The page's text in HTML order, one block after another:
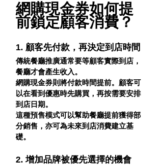
網購現金券如何提
前鎖定顧客消費？
1. 顧客先付款，再決定到店時間
傳統餐廳推廣通常要等顧客實際到店，
餐廳才會產生收入。
網購現金券則將付款時間提前。顧客可
以在看到優惠時先購買，再按需要安排
到店日期。
這種預售模式可以幫助餐廳提前獲得部
分銷售，亦可為未來到店消費建立基
礎。
2. 增加品牌被優先選擇的機會